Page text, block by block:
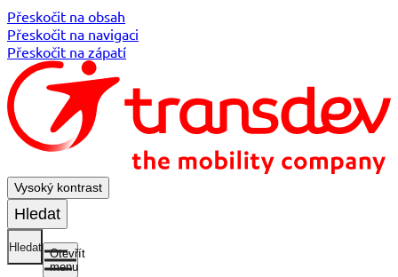
Přeskočit na obsah
Přeskočit na navigaci
Přeskočit na zápatí
Vysoký kontrast
Hledat
Hledat
Otevřít
menu